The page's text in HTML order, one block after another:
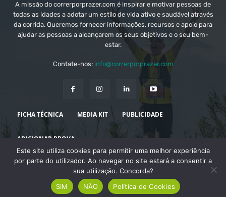
A missão do correrporprazer.com é inspirar e motivar pessoas de
todas as idades a adotar um estilo de vida ativo e saudável através
da corrida. Queremos fornecer informações, recursos e apoio para
ajudar as pessoas a alcançarem os seus objetivos e o seu bem-
estar.
Contate-nos: info@correrporprazer.com
FICHA TÉCNICA MEDIA KIT PUBLICIDADE
ADICIONAR PROVA
© Copyright - Correr Por Prazer 2008 - 2026
Este site utiliza cookies para permitir uma melhor experiência
por parte do utilizador. Ao navegar no site estará a consentir a
sua utilização. Concorda?
SIM
NÃO Política de Cookies